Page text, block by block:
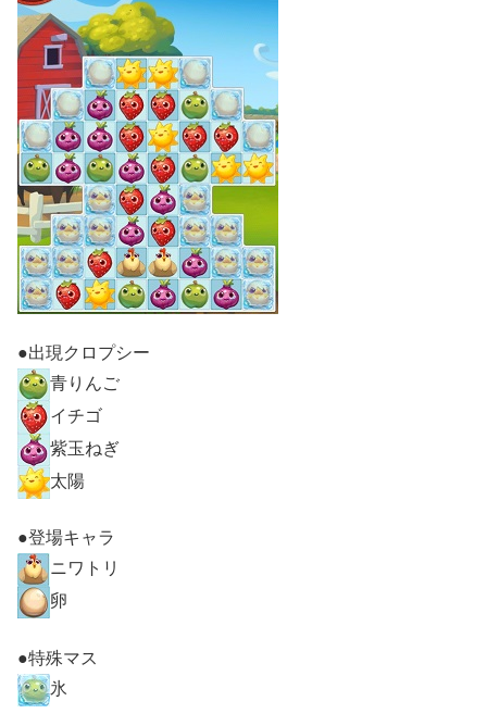
●出現クロプシー
青りんご
イチゴ
紫玉ねぎ
太陽
●登場キャラ
ニワトリ
卵
●特殊マス
氷